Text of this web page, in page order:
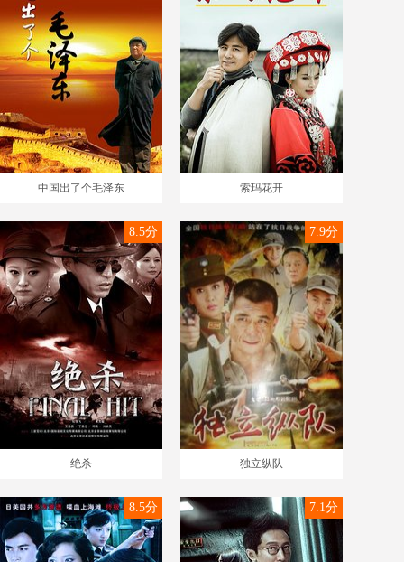
中国出了个毛泽东 索玛花开
绝杀
8.5分
独立纵队
7.9分
8.5分 7.1分